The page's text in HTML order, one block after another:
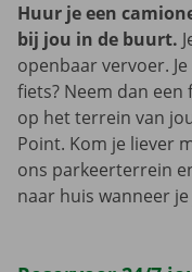
Huur je een
bij jou in de buurt.
openbaar vervoer.
fiets? Neem dan
op het terrein van
Point. Kom je liever
ons parkeerterrein
naar huis wanneer